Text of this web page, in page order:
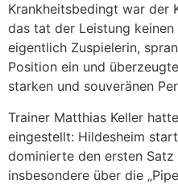
Krankheitsbedingt war der
das tat der Leistung keinen
eigentlich Zuspielerin,
Position ein und
starken und souveränen
Trainer Matthias Keller
eingestellt: Hildesheim
dominierte den ersten
insbesondere über die